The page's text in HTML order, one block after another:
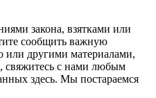
закона, взятками или
сообщить важную
или другими материалами,
с нами любым
здесь. Мы постараемся